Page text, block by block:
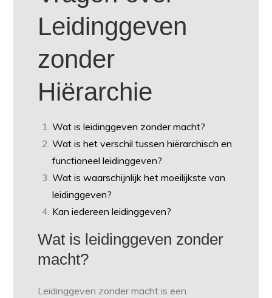
Leidinggeven
zonder
Hiërarchie
Wat is leidinggeven zonder macht?
Wat is het verschil tussen hiërarchisch en
functioneel leidinggeven?
Wat is waarschijnlijk het moeilijkste van
leidinggeven?
Kan iedereen leidinggeven?
Wat is leidinggeven zonder
macht?
Leidinggeven zonder macht is een